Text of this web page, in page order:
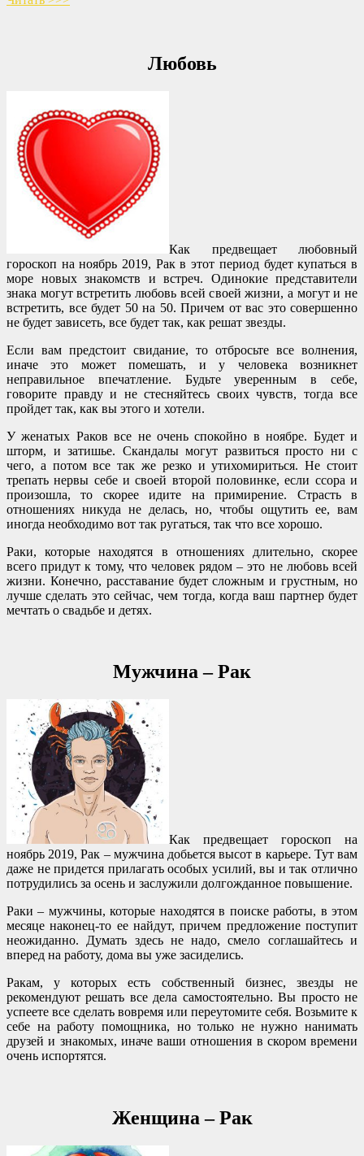
Любовь
Как предвещает любовный
гороскоп на ноябрь 2019, Рак в этот период будет купаться в
море новых знакомств и встреч. Одинокие представители
знака могут встретить любовь всей своей жизни, а могут и не
встретить, все будет 50 на 50. Причем от вас это совершенно
не будет зависеть, все будет так, как решат звезды.
Если вам предстоит свидание, то отбросьте все волнения,
иначе это может помешать, и у человека возникнет
неправильное впечатление. Будьте уверенным в себе,
говорите правду и не стесняйтесь своих чувств, тогда все
пройдет так, как вы этого и хотели.
У женатых Раков все не очень спокойно в ноябре. Будет и
шторм, и затишье. Скандалы могут развиться просто ни с
чего, а потом все так же резко и утихомириться. Не стоит
трепать нервы себе и своей второй половинке, если ссора и
произошла, то скорее идите на примирение. Страсть в
отношениях никуда не делась, но, чтобы ощутить ее, вам
иногда необходимо вот так ругаться, так что все хорошо.
Раки, которые находятся в отношениях длительно, скорее
всего придут к тому, что человек рядом – это не любовь всей
жизни. Конечно, расставание будет сложным и грустным, но
лучше сделать это сейчас, чем тогда, когда ваш партнер будет
мечтать о свадьбе и детях.
Мужчина – Рак
Как предвещает гороскоп на
ноябрь 2019, Рак – мужчина добьется высот в карьере. Тут вам
даже не придется прилагать особых усилий, вы и так отлично
потрудились за осень и заслужили долгожданное повышение.
Раки – мужчины, которые находятся в поиске работы, в этом
месяце наконец-то ее найдут, причем предложение поступит
неожиданно. Думать здесь не надо, смело соглашайтесь и
вперед на работу, дома вы уже засиделись.
Ракам, у которых есть собственный бизнес, звезды не
рекомендуют решать все дела самостоятельно. Вы просто не
успеете все сделать вовремя или переутомите себя. Возьмите к
себе на работу помощника, но только не нужно нанимать
друзей и знакомых, иначе ваши отношения в скором времени
очень испортятся.
Женщина – Рак